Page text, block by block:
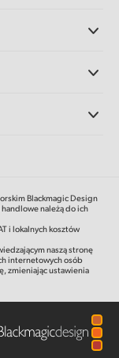
Blackmagic Design
należą do ich
i lokalnych kosztów
naszą stronę
internetowych osób
zmieniając ustawienia